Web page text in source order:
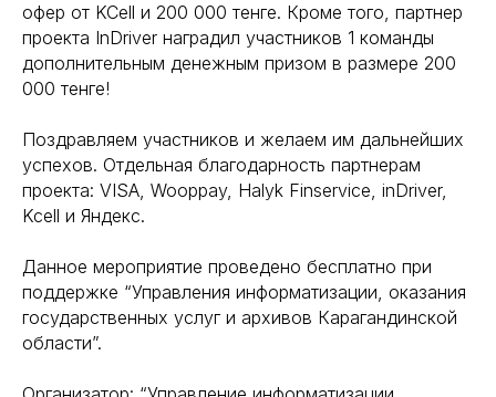
офер от KCell и 200 000 тенге. Кроме того, партнер
проекта InDriver наградил участников 1 команды
дополнительным денежным призом в размере 200
000 тенге!
Поздравляем участников и желаем им дальнейших
успехов. Отдельная благодарность партнерам
проекта: VISA, Wooppay, Halyk Finservice, inDriver,
Kcell и Яндекс.
Данное мероприятие проведено бесплатно при
поддержке “Управления информатизации, оказания
государственных услуг и архивов Карагандинской
области”.